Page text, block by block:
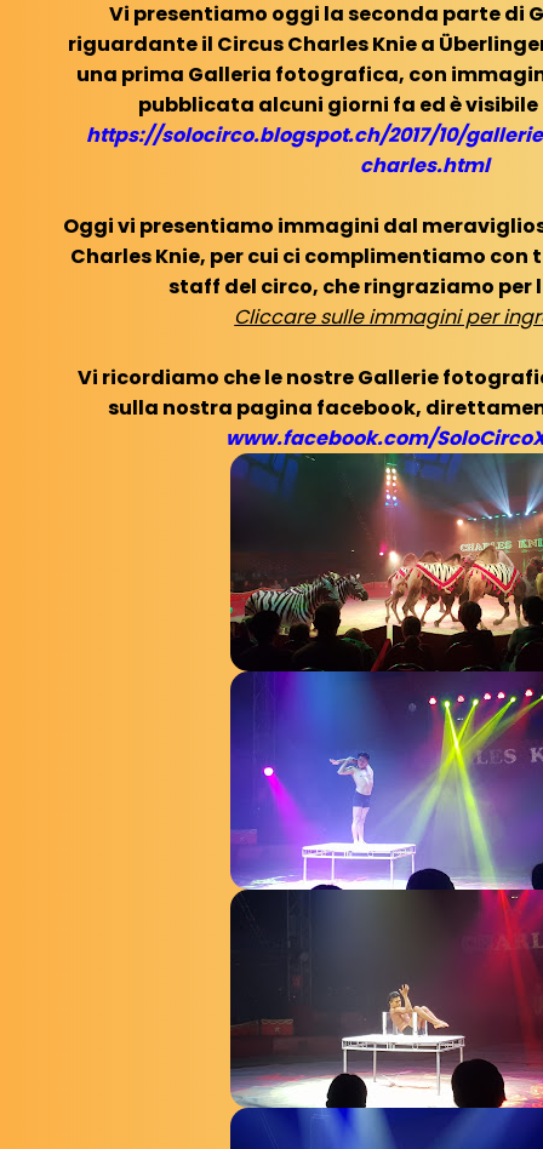
Vi presentiamo oggi la seconda parte di
riguardante il Circus Charles Knie a
una prima Galleria fotografica, con
pubblicata alcuni giorni fa ed è visibile
https://solocirco.blogspot.ch/2017/10/
charles.html
Oggi vi presentiamo immagini dal
Charles Knie, per cui ci complimentiamo
staff del circo, che ringraziamo per
Cliccare sulle immagini per
Vi ricordiamo che le nostre Gallerie
sulla nostra pagina facebook,
www.facebook.com/